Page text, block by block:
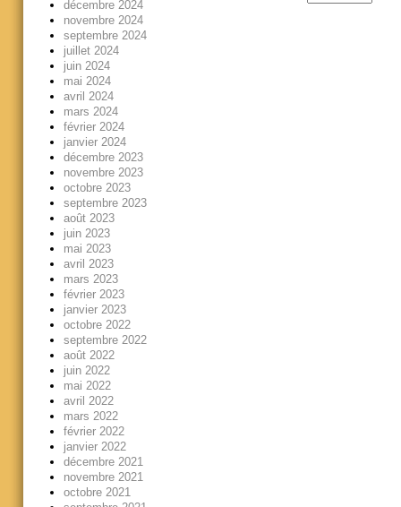
décembre 2024
novembre 2024
septembre 2024
juillet 2024
juin 2024
mai 2024
avril 2024
mars 2024
février 2024
janvier 2024
décembre 2023
novembre 2023
octobre 2023
septembre 2023
août 2023
juin 2023
mai 2023
avril 2023
mars 2023
février 2023
janvier 2023
octobre 2022
septembre 2022
août 2022
juin 2022
mai 2022
avril 2022
mars 2022
février 2022
janvier 2022
décembre 2021
novembre 2021
octobre 2021